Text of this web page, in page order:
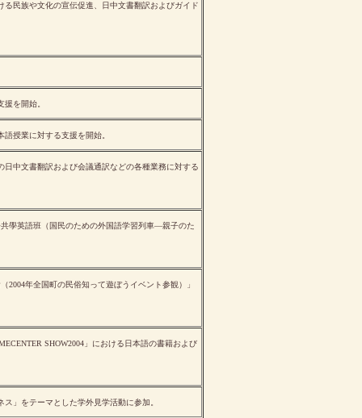
民族や文化の宣伝促進、日中文書翻訳およびガイド
を開始。
授業に対する支援を開始。
中文書翻訳および会議通訳などの各種業務に対する
學英語班（国民のための外国語学習列車—親子のた
2004年全国町の民俗知って遊ぼうイベント参観）」
SHOW2004」における日本語の書籍および
」をテーマとした学外見学活動に参加。